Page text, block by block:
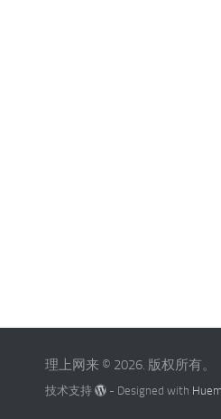
理上网来 © 2026. 版权所有。
技术支持 - Designed with